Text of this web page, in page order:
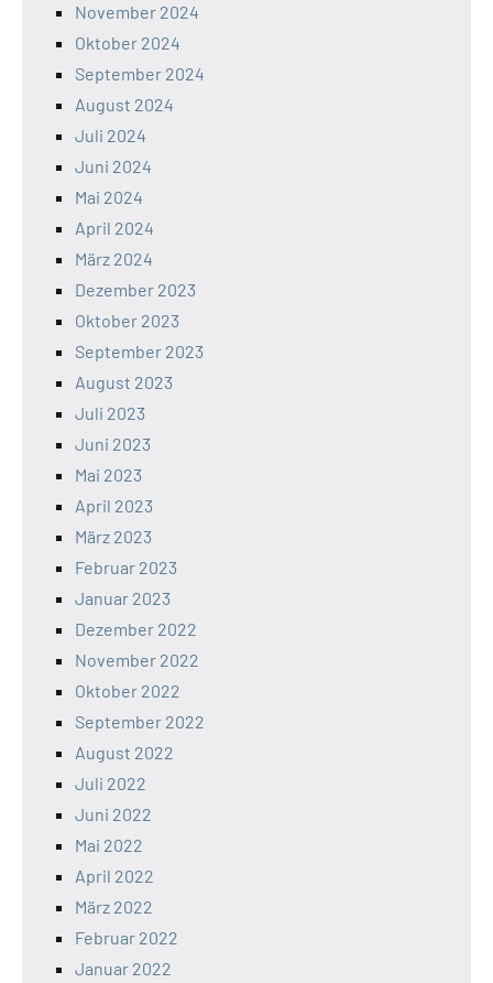
November 2024
Oktober 2024
September 2024
August 2024
Juli 2024
Juni 2024
Mai 2024
April 2024
März 2024
Dezember 2023
Oktober 2023
September 2023
August 2023
Juli 2023
Juni 2023
Mai 2023
April 2023
März 2023
Februar 2023
Januar 2023
Dezember 2022
November 2022
Oktober 2022
September 2022
August 2022
Juli 2022
Juni 2022
Mai 2022
April 2022
März 2022
Februar 2022
Januar 2022